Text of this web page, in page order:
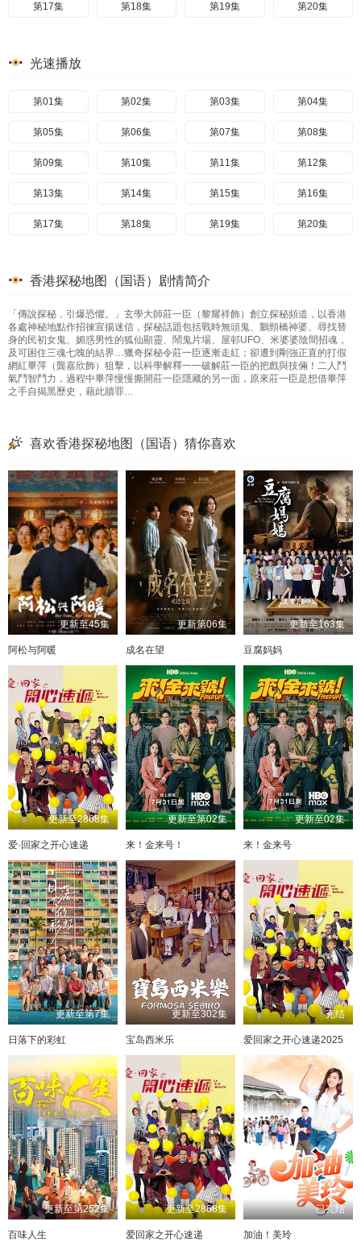
第17集 第18集 第19集 第20集
光速播放
第01集 第02集 第03集 第04集
第05集 第06集 第07集 第08集
第09集 第10集 第11集 第12集
第13集 第14集 第15集 第16集
第17集 第18集 第19集 第20集
香港探秘地图（国语）剧情简介
「傳說探秘，引爆恐懼。」玄學大師莊一臣（黎耀祥飾）創立探秘頻道，以香港
各處神秘地點作招徠宣揚迷信，探秘話題包括戰時無頭鬼、鵝頸橋神婆、尋找替
身的民初女鬼、媚惑男性的狐仙顯靈、鬧鬼片場、屋邨UFO、米婆婆陰間招魂，
及可困住三魂七魄的結界…獵奇探秘令莊一臣逐漸走紅；卻遭到剛強正直的打假
網紅畢萍（龔嘉欣飾）狙擊，以科學解釋一一破解莊一臣的把戲與技倆！二人鬥
氣鬥智鬥力，過程中畢萍慢慢撕開莊一臣隱藏的另一面，原來莊一臣是想借畢萍
之手自揭黑歷史，藉此贖罪…
喜欢香港探秘地图（国语）猜你喜欢
更新至45集
阿松与阿暖
更新第06集
成名在望
更新至163集
豆腐妈妈
更新至2868集
爱·回家之开心速递
更新至第02集
来！金来号！
更新至02集
来！金来号
更新至第7集
日落下的彩虹
更新至302集
宝岛西米乐
完结
爱回家之开心速递2025
更新至第252集
百味人生
更新至2868集
爱回家之开心速递
已完结
加油！美玲